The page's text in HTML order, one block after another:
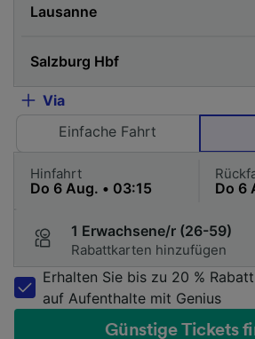
Via
Einfache Fahrt
Hinfahrt
1 Erwachsene/r (26-59)
Rabattkarten hinzufügen
Erhalten Sie bis zu 20 % Rabatt
auf Aufenthalte mit Genius
Günstige Tickets